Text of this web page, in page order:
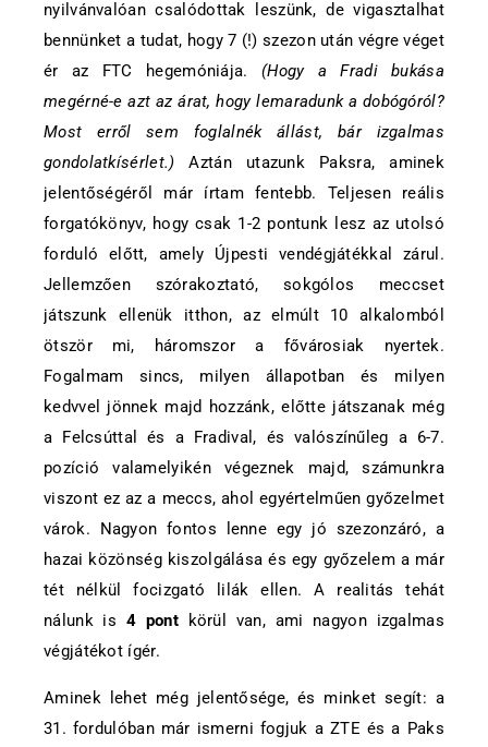
nyilvánvalóan csalódottak leszünk, de vigasztalhat
bennünket a tudat, hogy 7 (!) szezon után végre véget
ér az FTC hegemóniája. (Hogy a Fradi bukása
megérné-e azt az árat, hogy lemaradunk a dobógóról?
Most erről sem foglalnék állást, bár izgalmas
gondolatkísérlet.)Aztán utazunk Paksra, aminek
jelentőségéről már írtam fentebb. Teljesen reális
forgatókönyv, hogy csak 1-2 pontunk lesz az utolsó
forduló előtt, amely Újpesti vendégjátékkal zárul.
Jellemzően szórakoztató, sokgólos meccset
játszunk ellenük itthon, az elmúlt 10 alkalomból
ötször mi, háromszor a fővárosiak nyertek.
Fogalmam sincs, milyen állapotban és milyen
kedvvel jönnek majd hozzánk, előtte játszanak még
a Felcsúttal és a Fradival, és valószínűleg a 6-7.
pozíció valamelyikén végeznek majd, számunkra
viszont ez az a meccs, ahol egyértelműen győzelmet
várok. Nagyon fontos lenne egy jó szezonzáró, a
hazai közönség kiszolgálása és egy győzelem a már
tét nélkül focizgató lilák ellen. A realitás tehát
nálunk is 4 pontkörül van, ami nagyon izgalmas
végjátékot ígér.
Aminek lehet még jelentősége, és minket segít: a
31. fordulóban már ismerni fogjuk a ZTE és a Paks